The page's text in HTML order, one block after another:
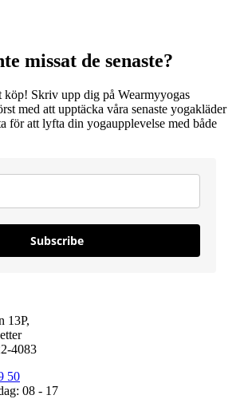
missat de senaste?
köp! Skriv upp dig på Wearmyyogas
med att upptäcka våra senaste yogakläder
för att lyfta din yogaupplevelse med både
Subscribe
13P,
4083
50
08 - 17